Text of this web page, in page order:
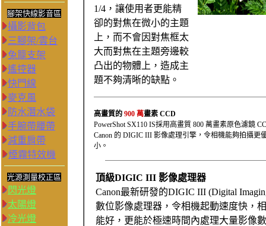
腳架快線影音區
攝影背包
三腳架/雲台
兔籠支架
遙控器
快門線
麥克風
防水潛水袋
手腕帶腰帶
減重肩帶
煙霧特效機
光源測量校正區
閃光燈
太陽燈
冷光燈
1/4，讓使用者更能精
卻的對焦在微小的主題
上，而不會因對焦框太
大而對焦在主題旁邊較
凸出的物體上，造成主
題不夠清晰的缺點。
高畫質的900 萬畫素 CCD
PowerShot SX110 IS採用高畫質 800 萬畫素原色濾鏡
Canon 的 DIGIC III 影像處理引擎，令相機能夠拍攝
小。
頂級DIGIC III 影像處理器
Canon最新研發的DIGIC III (Digital
數位影像處理器，令相機起動速度快，
能好，更能於極速時間內處理大量影像